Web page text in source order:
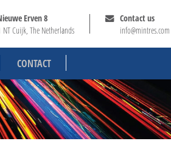
Erven 8
Cuijk, The Netherlands
Contact us
info@mintres.com
CONTACT